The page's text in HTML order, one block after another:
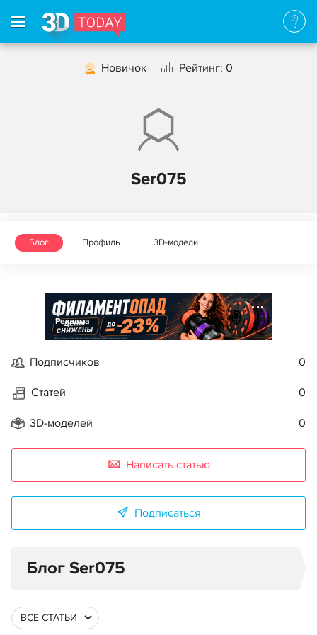
Новичок Рейтинг: 0
Ser075
Блог Профиль 3D-модели
Реклама
Подписчиков 0
Статей 0
3D-моделей 0
Написать статью
Подписаться
Блог Ser075
ВСЕ СТАТЬИ